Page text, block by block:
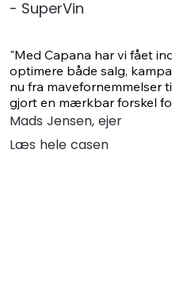
- SuperVin
"Med Capana har vi fået
optimere både salg,
nu fra mavefornemmelser
gjort en mærkbar forskel
Mads Jensen, ejer
Læs hele casen